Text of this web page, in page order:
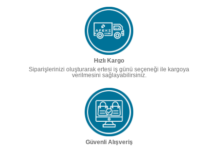
Hızlı Kargo
Siparişlerinizi oluşturarak ertesi iş günü seçeneği ile kargoya
verilmesini sağlayabilirsiniz.
Güvenli Alışveriş